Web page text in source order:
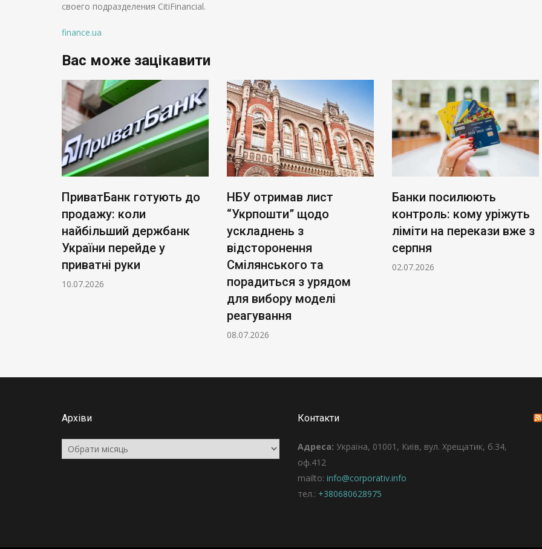
своего подразделения CitiFinancial.
finance.ua
Вас може зацікавити
ПриватБанк готують до
продажу: коли
найбільший держбанк
України перейде у
приватні руки
10.07.2026
НБУ отримав лист
“Укрпошти” щодо
ускладнень з
відсторонення
Смілянського та
порадиться з урядом
для вибору моделі
реагування
08.07.2026
Банки посилюють
контроль: кому уріжуть
ліміти на перекази вже з
серпня
02.07.2026
Архіви
Архіви
Контакти
Адреса: Україна, 01001, Київ, вул. Хрещатик, б.34,
оф.412
mailto: info@corporativ.info
тел.: +380680628975